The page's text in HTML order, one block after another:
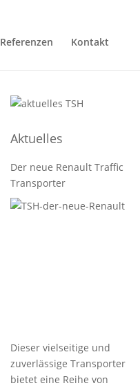
Referenzen Kontakt
Aktuelles
Der neue Renault Traffic
Transporter
Dieser vielseitige und
zuverlässige Transporter
bietet eine Reihe von